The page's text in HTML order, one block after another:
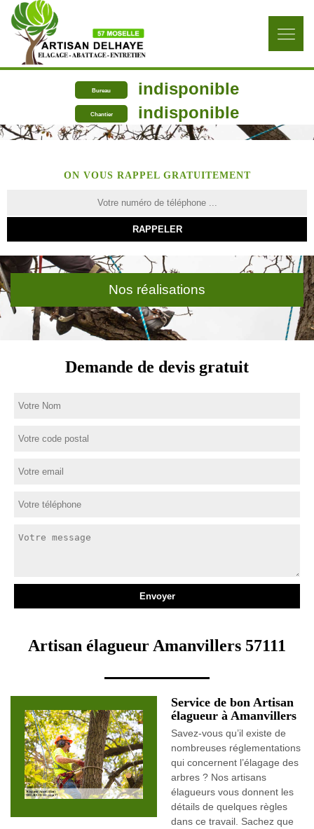
Bureau indisponible
Chantier indisponible
ON VOUS RAPPEL GRATUITEMENT
Nos réalisations
Demande de devis gratuit
Artisan élagueur Amanvillers 57111
Service de bon Artisan
élagueur à Amanvillers
Savez-vous qu’il existe de
nombreuses réglementations
qui concernent l’élagage des
arbres ? Nos artisans
élagueurs vous donnent les
détails de quelques règles
dans ce travail. Sachez que